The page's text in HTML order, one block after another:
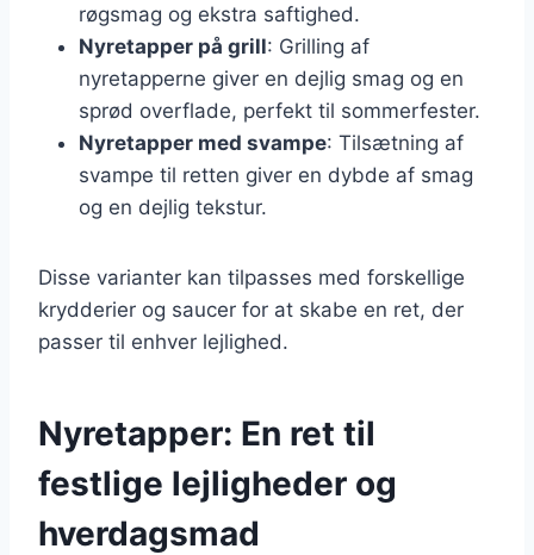
røgsmag og ekstra saftighed.
Nyretapper på grill: Grilling af
nyretapperne giver en dejlig smag og en
sprød overflade, perfekt til sommerfester.
Nyretapper med svampe: Tilsætning af
svampe til retten giver en dybde af smag
og en dejlig tekstur.
Disse varianter kan tilpasses med forskellige
krydderier og saucer for at skabe en ret, der
passer til enhver lejlighed.
Nyretapper: En ret til
festlige lejligheder og
hverdagsmad